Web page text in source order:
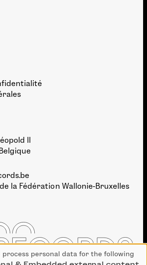
II
la Fédération Wallonie-Bruxelles
process personal data for the following